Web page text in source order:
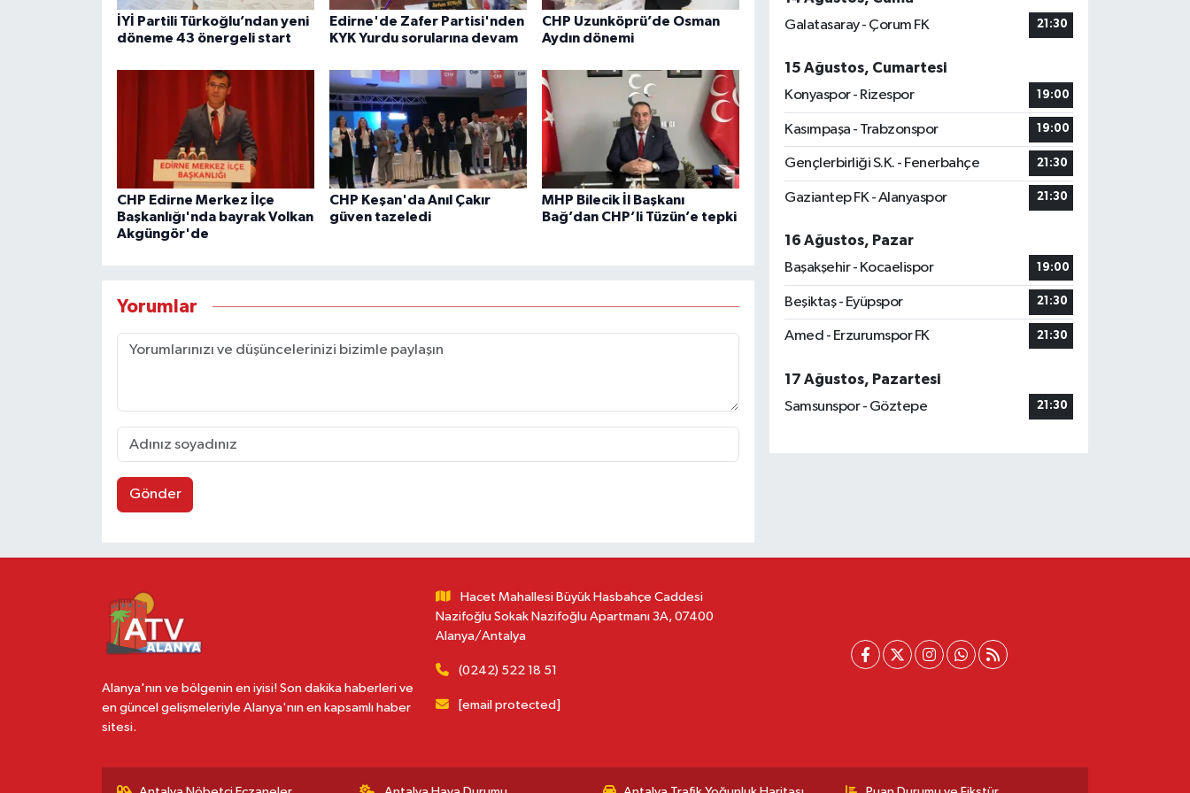
İYİ Partili Türkoğlu’ndan yeni
döneme 43 önergeli start
Edirne'de Zafer Partisi'nden
KYK Yurdu sorularına devam
CHP Uzunköprü’de Osman
Aydın dönemi
CHP Edirne Merkez İlçe
Başkanlığı'nda bayrak Volkan
Akgüngör'de
CHP Keşan'da Anıl Çakır
güven tazeledi
MHP Bilecik İl Başkanı
Bağ’dan CHP’li Tüzün’e tepki
Yorumlar
Gönder
Galatasaray - Çorum FK
21:30
15 Ağustos, Cumartesi
Konyaspor - Rizespor
19:00
Kasımpaşa - Trabzonspor 19:00
Gençlerbirliği S.K. - Fenerbahçe 21:30
Gaziantep FK - Alanyaspor 21:30
16 Ağustos, Pazar
Başakşehir - Kocaelispor
19:00
Beşiktaş - Eyüpspor 21:30
Amed - Erzurumspor FK 21:30
17 Ağustos, Pazartesi
Samsunspor - Göztepe
21:30
Alanya'nın ve bölgenin en iyisi! Son dakika haberleri ve
en güncel gelişmeleriyle Alanya'nın en kapsamlı haber
sitesi.
Hacet Mahallesi Büyük Hasbahçe Caddesi
Nazifoğlu Sokak Nazifoğlu Apartmanı 3A, 07400
Alanya/Antalya
(0242) 522 18 51
[email protected]